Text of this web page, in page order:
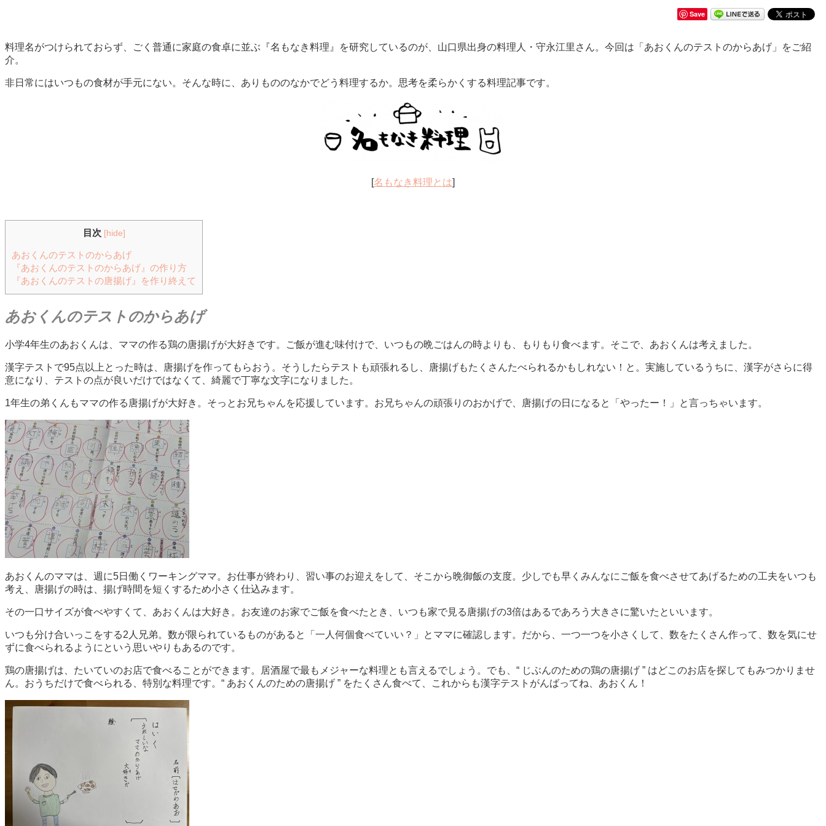
Save
料理名がつけられておらず、ごく普通に家庭の食卓に並ぶ『名もなき料理』を研究しているのが、山口県出身の料理人・守永江里さん。今回は「あおくんのテストのからあげ」をご紹
介。
非日常にはいつもの食材が手元にない。そんな時に、ありもののなかでどう料理するか。思考を柔らかくする料理記事です。
[名もなき料理とは]
目次 [hide]
あおくんのテストのからあげ
『あおくんのテストのからあげ』の作り方
『あおくんのテストの唐揚げ』を作り終えて
あおくんのテストのからあげ
小学4年生のあおくんは、ママの作る鶏の唐揚げが大好きです。ご飯が進む味付けで、いつもの晩ごはんの時よりも、もりもり食べます。そこで、あおくんは考えました。
漢字テストで95点以上とった時は、唐揚げを作ってもらおう。そうしたらテストも頑張れるし、唐揚げもたくさんたべられるかもしれない！と。実施しているうちに、漢字がさらに得
意になり、テストの点が良いだけではなくて、綺麗で丁寧な文字になりました。
1年生の弟くんもママの作る唐揚げが大好き。そっとお兄ちゃんを応援しています。お兄ちゃんの頑張りのおかげで、唐揚げの日になると「やったー！」と言っちゃいます。
あおくんのママは、週に5日働くワーキングママ。お仕事が終わり、習い事のお迎えをして、そこから晩御飯の支度。少しでも早くみんなにご飯を食べさせてあげるための工夫をいつも
考え、唐揚げの時は、揚げ時間を短くするため小さく仕込みます。
その一口サイズが食べやすくて、あおくんは大好き。お友達のお家でご飯を食べたとき、いつも家で見る唐揚げの3倍はあるであろう大きさに驚いたといいます。
いつも分け合いっこをする2人兄弟。数が限られているものがあると「一人何個食べていい？」とママに確認します。だから、一つ一つを小さくして、数をたくさん作って、数を気にせ
ずに食べられるようにという思いやりもあるのです。
鶏の唐揚げは、たいていのお店で食べることができます。居酒屋で最もメジャーな料理とも言えるでしょう。でも、“ じぶんのための鶏の唐揚げ ” はどこのお店を探してもみつかりませ
ん。おうちだけで食べられる、特別な料理です。“ あおくんのための唐揚げ ” をたくさん食べて、これからも漢字テストがんばってね、あおくん！